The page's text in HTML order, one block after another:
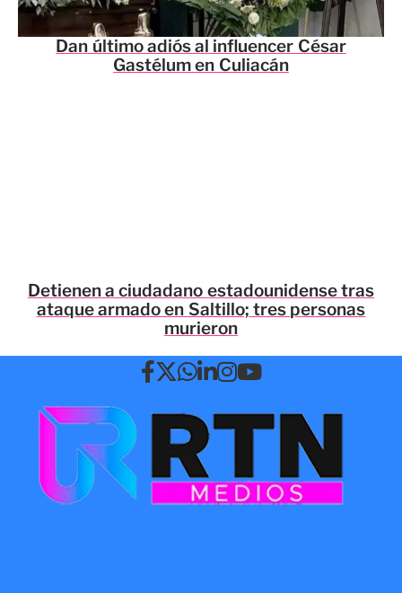
Dan último adiós al influencer César
Gastélum en Culiacán
Detienen a ciudadano estadounidense tras
ataque armado en Saltillo; tres personas
murieron